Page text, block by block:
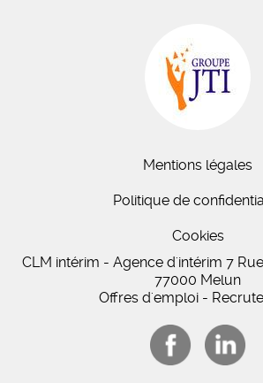
Mentions légales
Politique de
Cookies
CLM intérim - Agence d'intérim 7
77000 Melun
Offres d'emploi -